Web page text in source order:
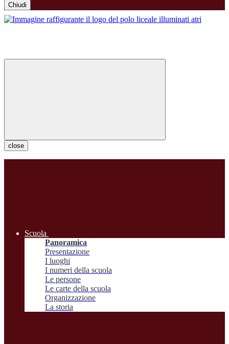
Chiudi
close
Scuola
Panoramica
Presentazione
I luoghi
I numeri della scuola
Le persone
Le carte della scuola
Organizzazione
La storia